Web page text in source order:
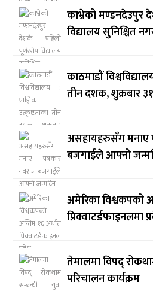
काभ्रेको मण्डनदेउपुर
विद्यालय सुनिश्चित
काठमाडौं
तीन दशक, शुक्रबार
असहायहरुसँग मनाए
बजगाईले आफ्नो
अमेरिका विश्वकपको
प्रिक्वाटर्डफाइनलमा
तेमालमा विपद्
परिचालन कार्यक्रम